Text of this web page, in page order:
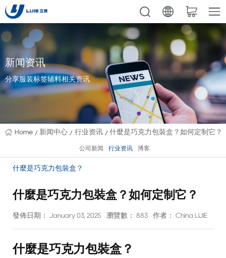
新闻资讯
分享服装标签辅料相关资讯
Home 新闻中心 行业资讯 什麼是巧克力包裝盒？如何定制它？
公司新闻 行业资讯 博客
什麼是巧克力包裝盒？
什麼是巧克力包裝盒？如何定制它？
發佈日期： January 03, 2025 瀏覽數： 883 作者： China LIJIE
什麼是巧克力包裝盒？